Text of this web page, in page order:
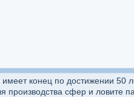
конец по достижении 50
производства сфер и ловите